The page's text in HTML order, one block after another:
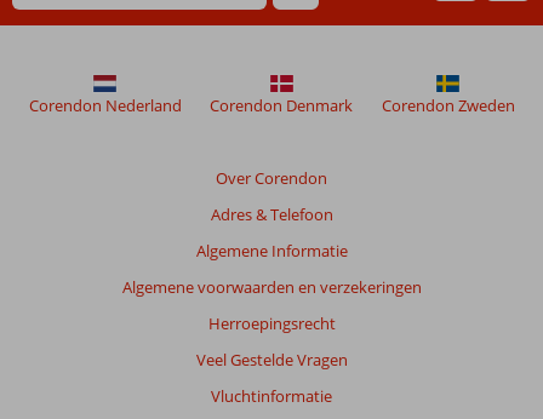
Over Corendon
Adres & Telefoon
Algemene Informatie
Algemene voorwaarden en verzekeringen
Herroepingsrecht
Veel Gestelde Vragen
Vluchtinformatie
Corendon Nederland Corendon Denmark Corendon Zweden